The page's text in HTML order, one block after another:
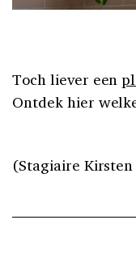
Toch liever een
Ontdek hier
(Stagiaire Kirsten